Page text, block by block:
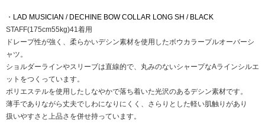
・ LAD MUSICIAN / DECHINE BOW COLLAR LONG SH / BLACK
STAFF(175cm55kg)41着用
ドレープ性が強く、柔らかいデシン素材を使用したボウカラープルオーバーシ
ャツ。
ショルダーラインやスリーブは直線的で、丸みのないシャープなAラインシルエ
ットをつくっています。
ポリエステルを使用したしなやかで落ち着いた光沢のあるデシン素材です。
薄手でありながら丈夫でしわになりにくく、さらりとした軽い肌触りがあり
扱いやすさと上品さを併せ持っています。